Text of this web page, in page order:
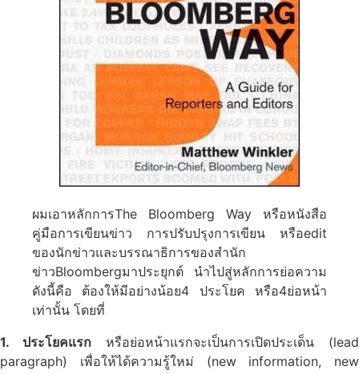
ผมเอาหลักการThe Bloomberg Way หรือหนังสือ
คู่มือการเขียนข่าว การปรับปรุงการเขียน หรือedit
ของนักข่าวและบรรณาธิการของสำนัก
ข่าวBloombergมาประยุกต์ นำไปสู่หลักการย่อความ
ดังนี้คือ ต้องให้มีอย่างน้อย4 ประโยค หรือ4ย่อหน้า
เท่านั้น โดยที่
1. ประโยคแรก หรือย่อหน้าแรกจะเป็นการเปิดประเด็น (lead
paragraph) เพื่อให้ได้ความรู้ใหม่ (new information, new